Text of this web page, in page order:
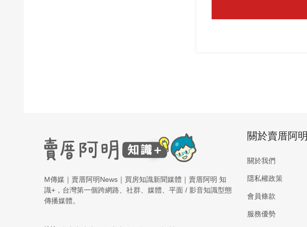
M傳媒｜賣厝阿明News｜買房知識新聞媒體｜賣厝阿明 知
識+，台灣第一個跨網路、社群、媒體、平面 / 影音知識型態
傳播媒體。
關於賣厝阿明
關於我們
隱私權政策
會員條款
服務優勢